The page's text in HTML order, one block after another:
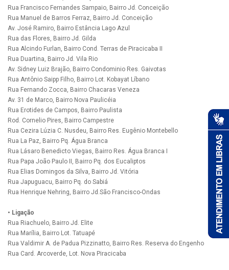
Rua Francisco Fernandes Sampaio, Bairro Jd. Conceição
Rua Manuel de Barros Ferraz, Bairro Jd. Conceição
Av. José Ramiro, Bairro Estância Lago Azul
Rua das Flores, Bairro Jd. Gilda
Rua Alcindo Furlan, Bairro Cond. Terras de Piracicaba II
Rua Duartina, Bairro Jd. Vila Rio
Av. Sidney Luiz Brajão, Bairro Condominio Res. Gaivotas
Rua Antônio Saipp Filho, Bairro Lot. Kobayat Líbano
Rua Fernando Zocca, Bairro Chacaras Veneza
Av. 31 de Marco, Bairro Nova Paulicéia
Rua Erotides de Campos, Bairro Paulista
Rod. Cornelio Pires, Bairro Campestre
Rua Cezira Lúzia C. Nusdeu, Bairro Res. Eugênio Montebello
Rua La Paz, Bairro Pq. Água Branca
Rua Lásaro Benedicto Viegas, Bairro Res. Água Branca I
Rua Papa João Paulo II, Bairro Pq. dos Eucaliptos
Rua Elias Domingos da Silva, Bairro Jd. Vitória
Rua Japuguacu, Bairro Pq. do Sabiá
Rua Henrique Nehring, Bairro Jd.São Francisco-Ondas
• Ligação
Rua Riachuelo, Bairro Jd. Elite
Rua Marília, Bairro Lot. Tatuapé
Rua Valdimir A. de Padua Pizzinatto, Bairro Res. Reserva do Engenho
Rua Card. Arcoverde, Lot. Nova Piracicaba